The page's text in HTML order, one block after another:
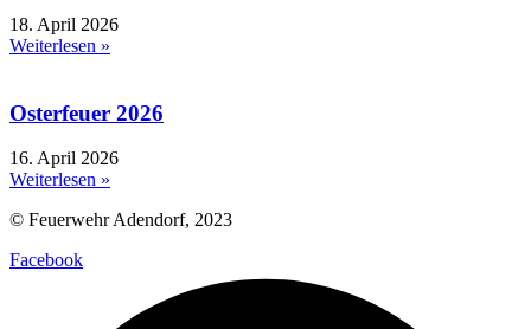
18. April 2026
Weiterlesen »
Osterfeuer 2026
16. April 2026
Weiterlesen »
© Feuerwehr Adendorf, 2023
Facebook